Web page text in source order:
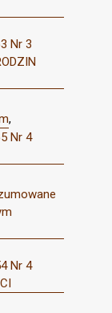
Nr 3
,
Nr 4
Nr 4